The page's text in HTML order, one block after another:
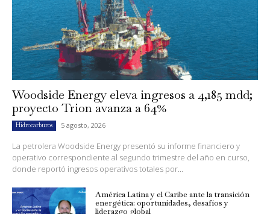
Woodside Energy eleva ingresos a 4,185 mdd;
proyecto Trion avanza a 64%
Hidrocarburos 5 agosto, 2026
La petrolera Woodside Energy presentó su informe financiero y
operativo correspondiente al segundo trimestre del año en curso,
donde reportó ingresos operativos totales por...
América Latina y el Caribe ante la transición
energética: oportunidades, desafíos y
liderazgo global